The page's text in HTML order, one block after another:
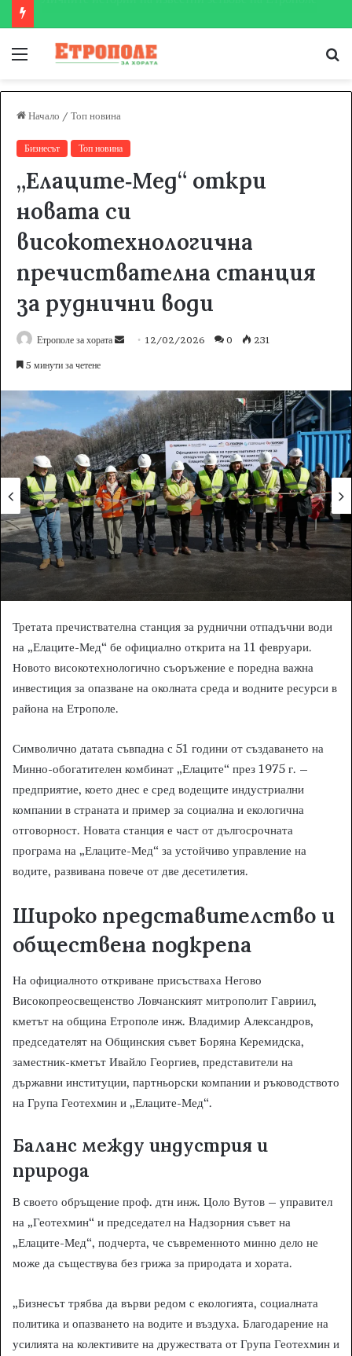
Меню
Начало / Топ новина
Бизнесът Топ новина
„Елаците‑Мед“ откри
новата си
високотехнологична
пречиствателна станция
за руднични води
Етрополе за хората
a
n
e
m
a
i
l
12/02/2026 0 231
5 минути за четене
Третата пречиствателна станция за руднични отпадъчни води
на „Елаците-Мед“ бе официално открита на 11 февруари.
Новото високотехнологично съоръжение е поредна важна
инвестиция за опазване на околната среда и водните ресурси в
района на Етрополе.
Символично датата съвпадна с 51 години от създаването на
Минно-обогатителен комбинат „Елаците“ през 1975 г. –
предприятие, което днес е сред водещите индустриални
компании в страната и пример за социална и екологична
отговорност. Новата станция е част от дългосрочната
програма на „Елаците-Мед“ за устойчиво управление на
водите, развивана повече от две десетилетия.
Широко представителство и
обществена подкрепа
На официалното откриване присъстваха Негово
Високопреосвещенство Ловчанският митрополит Гавриил,
кметът на община Етрополе инж. Владимир Александров,
председателят на Общинския съвет Боряна Керемидска,
заместник-кметът Ивайло Георгиев, представители на
държавни институции, партньорски компании и ръководството
на Група Геотехмин и „Елаците-Мед“.
Баланс между индустрия и
природа
В своето обръщение проф. дтн инж. Цоло Вутов – управител
на „Геотехмин“ и председател на Надзорния съвет на
„Елаците-Мед“, подчерта, че съвременното минно дело не
може да съществува без грижа за природата и хората.
„Бизнесът трябва да върви редом с екологията, социалната
политика и опазването на водите и въздуха. Благодарение на
усилията на колективите на дружествата от Група Геотехмин и